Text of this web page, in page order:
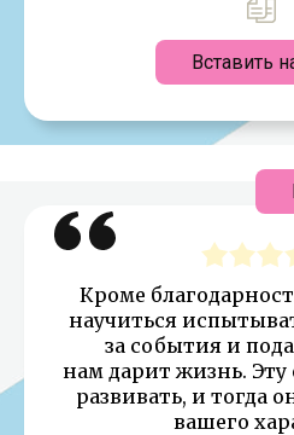
Вставить
Кроме
научиться
за события и
нам дарит жизнь. Эту
развивать, и тогда
вашего